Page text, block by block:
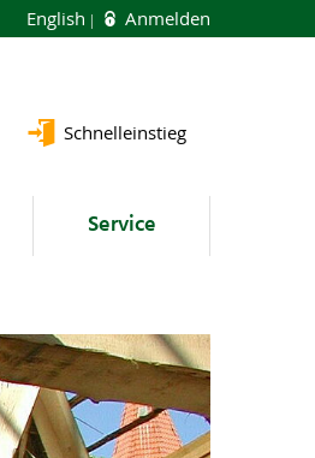
English Anmelden
Schnelleinstieg
Service